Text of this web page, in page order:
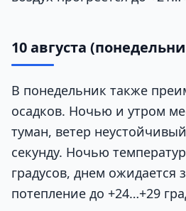
10 августа
В понедельник также
осадков. Ночью и утром
туман, ветер
секунду. Ночью
градусов, днем ожидается
потепление до +24…+29